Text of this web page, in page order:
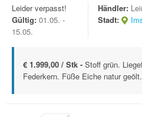
Leider verpasst!
Gültig: 01.05. -
15.05.
Händler:
Stadt:
€ 1.999,00 / Stk - Stoff grün.
Federkern. Füße Eiche natur